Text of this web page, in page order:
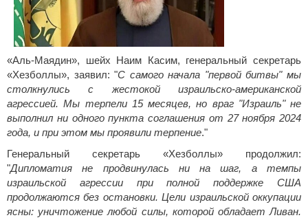
«Аль‑Маядин», шейх Наим Касим, генеральный секретарь
«Хезболлы», заявил: "С самого начала "первой битвы" мы
столкнулись с жестокой израильско‑американской
агрессией. Мы терпели 15 месяцев, но враг "Израиль" не
выполнил ни одного пункта соглашения от 27 ноября 2024
года, и при этом мы проявили терпение."
Генеральный секретарь «Хезболлы» продолжил:
"Дипломатия не продвинулась ни на шаг, а темпы
израильской агрессии при полной поддержке США
продолжаются без остановки. Цели израильской оккупации
ясны: уничтожение любой силы, которой обладает Ливан.